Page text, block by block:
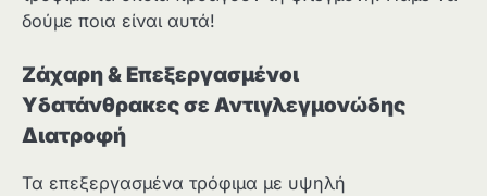
δούμε ποια είναι αυτά!
Ζάχαρη & Επεξεργασμένοι
Υδατάνθρακες σε Αντιγλεγμονώδης
Διατροφή
Τα επεξεργασμένα τρόφιμα με υψηλή